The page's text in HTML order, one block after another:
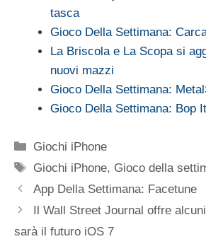
tasca
Gioco Della Settimana:
La Briscola e La Scopa si
nuovi mazzi
Gioco Della Settimana:
Gioco Della Settimana: Bop
Categorie
Giochi iPhone
Tag
Giochi iPhone, Gioco della
App Della Settimana: Facetune
Il Wall Street Journal offre
sarà il futuro iOS 7